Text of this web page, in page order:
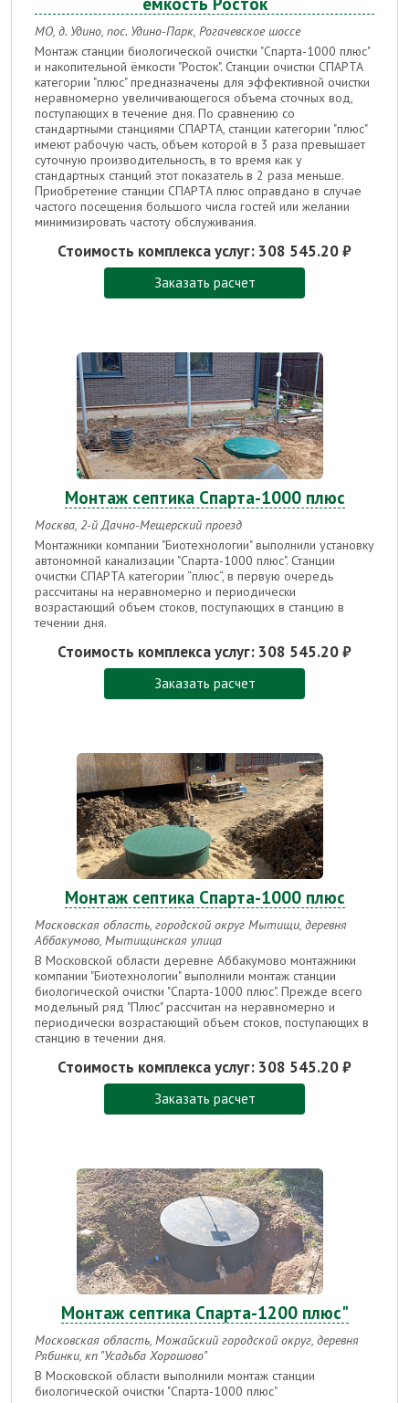
МО, д. Удино, пос. Удино-Парк, Рогачевское шоссе
Монтаж станции биологической очистки "Спарта-1000 плюс"
и накопительной ёмкости "Росток". Станции очистки СПАРТА
категории "плюс" предназначены для эффективной очистки
неравномерно увеличивающегося объема сточных вод,
поступающих в течение дня. По сравнению со
стандартными станциями СПАРТА, станции категории "плюс"
имеют рабочую часть, объем которой в 3 раза превышает
суточную производительность, в то время как у
стандартных станций этот показатель в 2 раза меньше.
Приобретение станции СПАРТА плюс оправдано в случае
частого посещения большого числа гостей или желании
минимизировать частоту обслуживания.
Стоимость комплекса услуг: 308 545.20 ₽
Заказать расчет
Монтаж септика Спарта-1000 плюс
Москва, 2-й Дачно-Мещерский проезд
Монтажники компании "Биотехнологии" выполнили установку
автономной канализации "Спарта-1000 плюс". Станции
очистки СПАРТА категории “плюс“, в первую очередь
рассчитаны на неравномерно и периодически
возрастающий объем стоков, поступающих в станцию в
течении дня.
Стоимость комплекса услуг: 308 545.20 ₽
Заказать расчет
Монтаж септика Спарта-1000 плюс
Московская область, городской округ Мытищи, деревня
Аббакумово, Мытищинская улица
В Московской области деревне Аббакумово монтажники
компании "Биотехнологии" выполнили монтаж станции
биологической очистки "Спарта-1000 плюс". Прежде всего
модельный ряд "Плюс" рассчитан на неравномерно и
периодически возрастающий объем стоков, поступающих в
станцию в течении дня.
Стоимость комплекса услуг: 308 545.20 ₽
Заказать расчет
Монтаж септика Спарта-1200 плюс"
Московская область, Можайский городской округ, деревня
Рябинки, кп "Усадьба Хорошово"
В Московской области выполнили монтаж станции
биологической очистки "Спарта-1000 плюс"